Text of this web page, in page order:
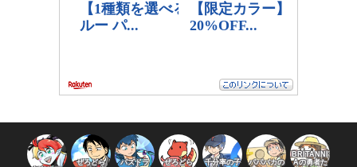
ぜろどら
パズドラ
ぜろどら
千分率の子
パパバカの
BRITANNI
Aの勇者た